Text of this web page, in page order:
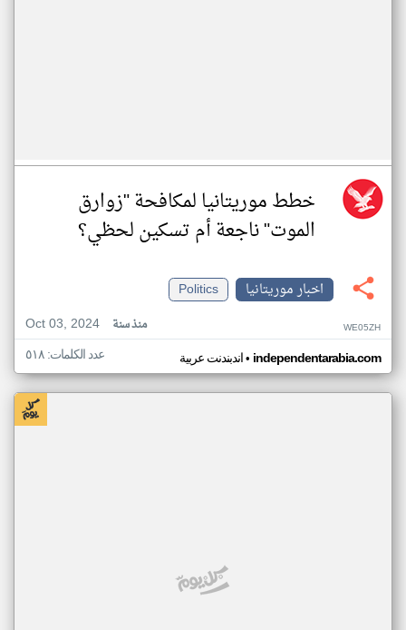
خطط موريتانيا لمكافحة "زوارق
الموت" ناجعة أم تسكين لحظي؟
اخبار موريتانيا
Politics
Oct 03, 2024
منذ سنة WE05ZH
اندبندنت عربية• independentarabia.com عدد الكلمات: ٥١٨